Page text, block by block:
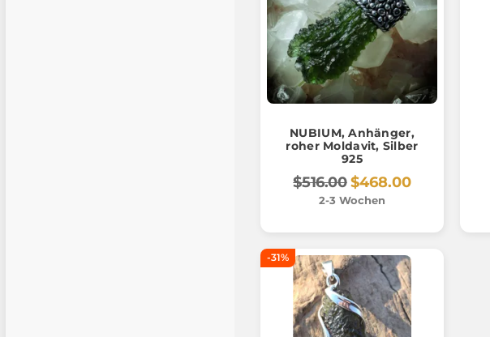
NUBIUM, Anhänger,
roher Moldavit, Silber
925
$516.00$468.00
2-3 Wochen
-31%